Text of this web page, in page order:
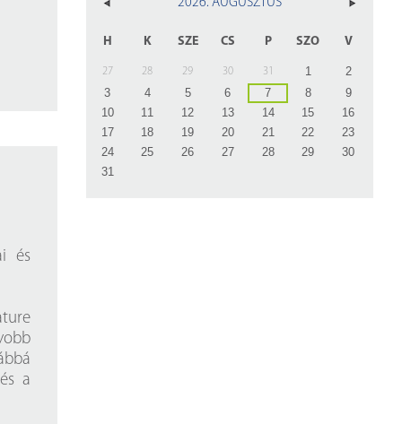
és
a
2026. AUGUSZTUS
H K SZE CS P SZO V
27 28 29 30 31 1
2
3
4 5 6 7 8
9
10
11 12 13 14 15
16
17
18 19 20 21 22
23
24
25 26 27 28 29
30
31